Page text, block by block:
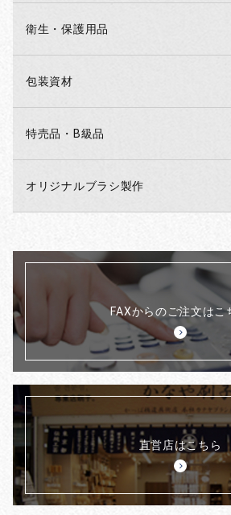
衛生・保護用品
包装資材
特売品・B級品
オリジナルブラシ製作
FAXからのご注文はこ
直営店はこちら